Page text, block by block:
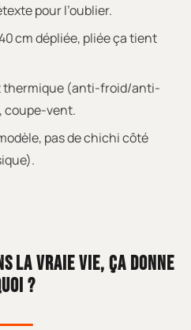
pour l’oublier.
cm dépliée, pliée ça tient
thermique (anti-froid/anti-
coupe-vent.
pas de chichi côté
LA VRAIE VIE, ÇA DONNE
?